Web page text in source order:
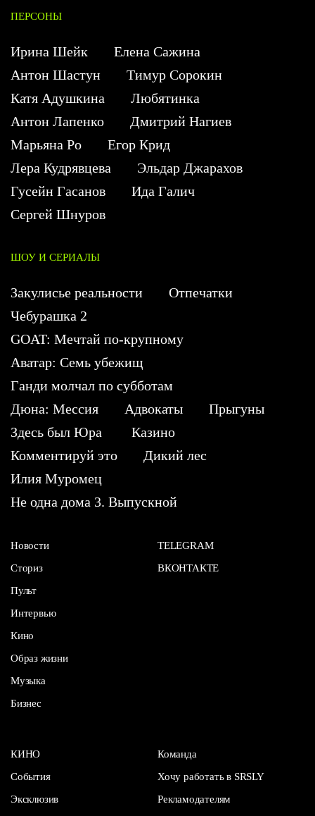
ПЕРСОНЫ
Ирина Шейк
Елена Сажина
Антон Шастун
Тимур Сорокин
Катя Адушкина
Любятинка
Антон Лапенко
Дмитрий Нагиев
Марьяна Ро
Егор Крид
Лера Кудрявцева
Эльдар Джарахов
Гусейн Гасанов
Ида Галич
Сергей Шнуров
ШОУ И СЕРИАЛЫ
Закулисье реальности
Отпечатки
Чебурашка 2
GOAT: Мечтай по-крупному
Аватар: Семь убежищ
Ганди молчал по субботам
Дюна: Мессия
Адвокаты
Прыгуны
Здесь был Юра
Казино
Комментируй это
Дикий лес
Илия Муромец
Не одна дома 3. Выпускной
Новости
Сториз
Пульт
Интервью
Кино
Образ жизни
Музыка
Бизнес
TELEGRAM
ВКОНТАКТЕ
КИНО
События
Эксклюзив
Команда
Хочу работать в SRSLY
Рекламодателям